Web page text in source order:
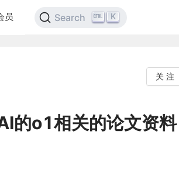
员 Search K
关 注
的o1相关的论文资料